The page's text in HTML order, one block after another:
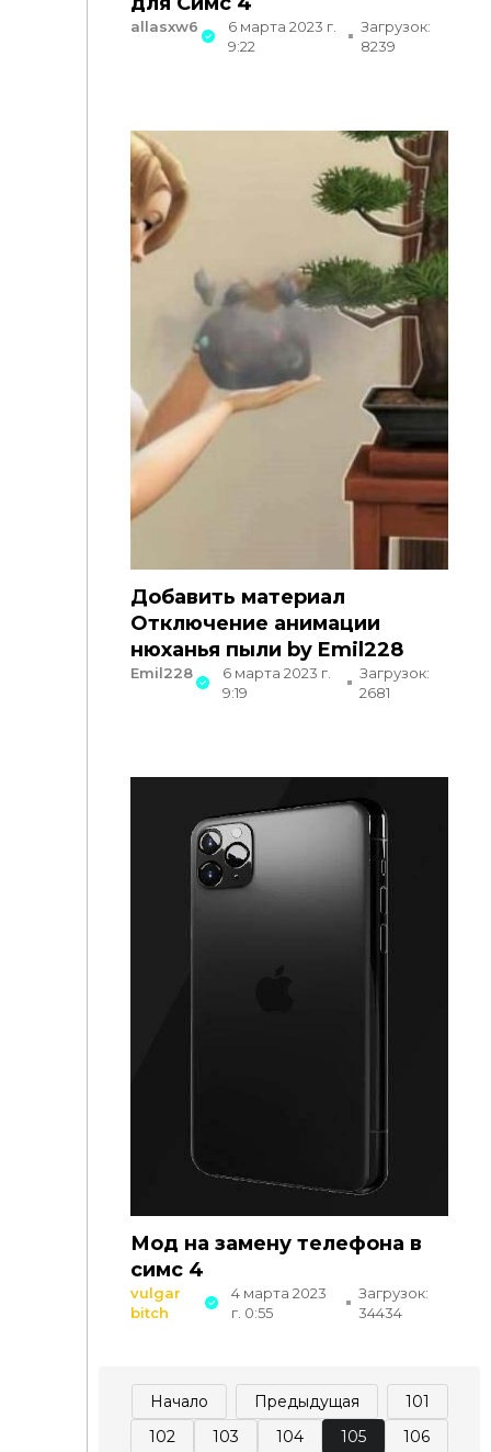
allasxw6
6 марта 2023 г.
9:22
Загрузок:
8239
Добавить материал
Отключение анимации
нюханья пыли by Emil228
Emil228
6 марта 2023 г.
9:19
Загрузок:
2681
Мод на замену телефона в
симс 4
vulgar
bitch
4 марта 2023
г. 0:55
Загрузок:
34434
Начало Предыдущая
101
102
103 104 105 106